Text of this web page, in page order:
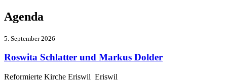
Agenda
5. September 2026
Roswita Schlatter und Markus Dolder
Reformierte Kirche Eriswil Eriswil